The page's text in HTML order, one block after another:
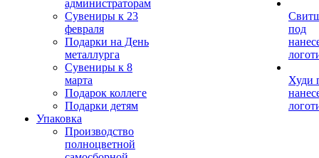
администраторам
Сувениры к 23
февраля
Подарки на День
металлурга
Сувениры к 8
марта
Подарок коллеге
Подарки детям
Упаковка
Производство
полноцветной
под
Худи